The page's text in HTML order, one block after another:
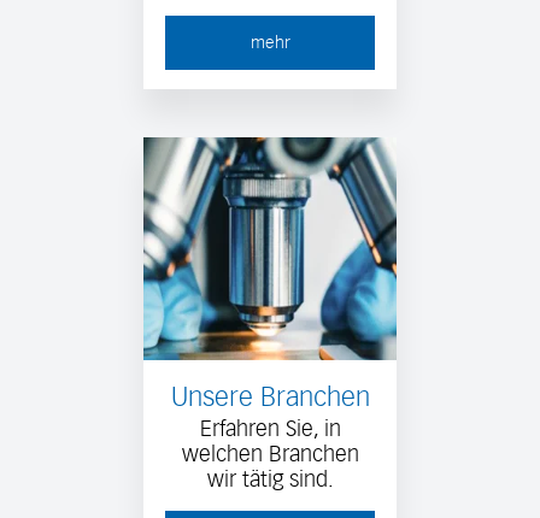
mehr
Unsere Branchen
Erfahren Sie, in
welchen Branchen
wir tätig sind.